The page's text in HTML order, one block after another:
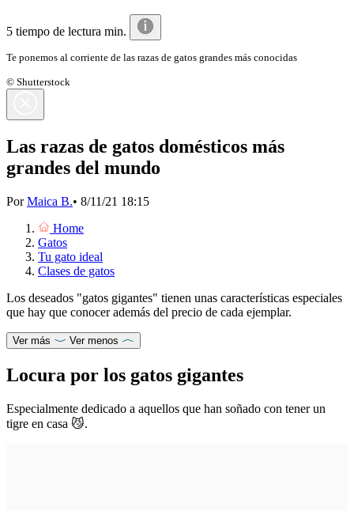
5 tiempo de lectura min.
Te ponemos al corriente de las razas de gatos grandes más conocidas
© Shutterstock
Las razas de gatos domésticos más
grandes del mundo
PorMaica B.• 8/11/21 18:15
Home
Gatos
Tu gato ideal
Clases de gatos
Los deseados "gatos gigantes" tienen unas características especiales
que hay que conocer además del precio de cada ejemplar.
Ver más Ver menos
Locura por los gatos gigantes
Especialmente dedicado a aquellos que han soñado con tener un
tigre en casa 😼.